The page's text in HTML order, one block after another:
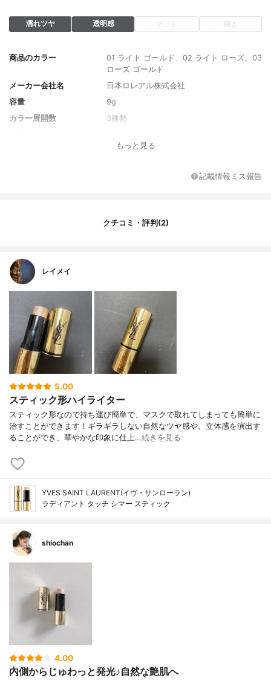
濡れツヤ 透明感 マット 輝き
商品のカラー
01 ライト ゴールド、02 ライト ローズ、03
ローズ ゴールド
メーカー会社名
日本ロレアル株式会社
容量
9g
カラー展開数
3種類
単色
もっと見る
記載情報ミス報告
クチコミ・評判(2)
レイメイ
5.00
スティック形ハイライター
スティック形なので持ち運び簡単で、マスクで取れてしまっても簡単に
治すことができます！ギラギラしない自然なツヤ感や、立体感を演出す
ることができ、華やかな印象に仕上…続きを見る
YVES SAINT LAURENT(イヴ・サンローラン)
ラディアント タッチ シマー スティック
shiochan
4.00
内側からじゅわっと発光♪自然な艶肌へ